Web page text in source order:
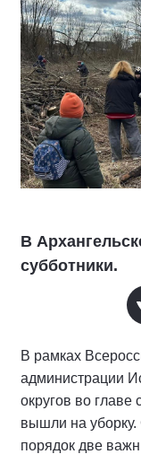
В
субботники.
В рамках
администрации
округов во
вышли на
порядок две